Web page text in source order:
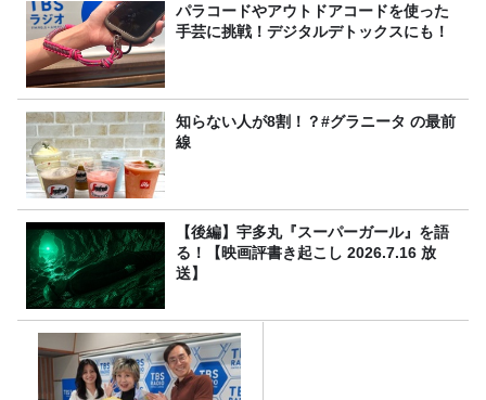
パラコードやアウトドアコードを使った
手芸に挑戦！デジタルデトックスにも！
知らない人が8割！？#グラニータ の最前
線
【後編】宇多丸『スーパーガール』を語
る！【映画評書き起こし 2026.7.16 放
送】